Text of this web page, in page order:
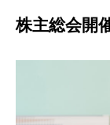
株主総会開